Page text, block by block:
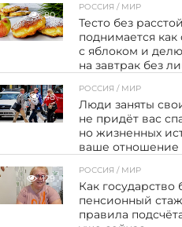
80
РОССИЯ / МИР
Тесто без
поднимается
с яблоком и
на завтрак без
48
РОССИЯ / МИР
Люди заняты
не придёт вас
но жизненных
ваше отношение
129
РОССИЯ / МИР
Как государство
пенсионный
правила